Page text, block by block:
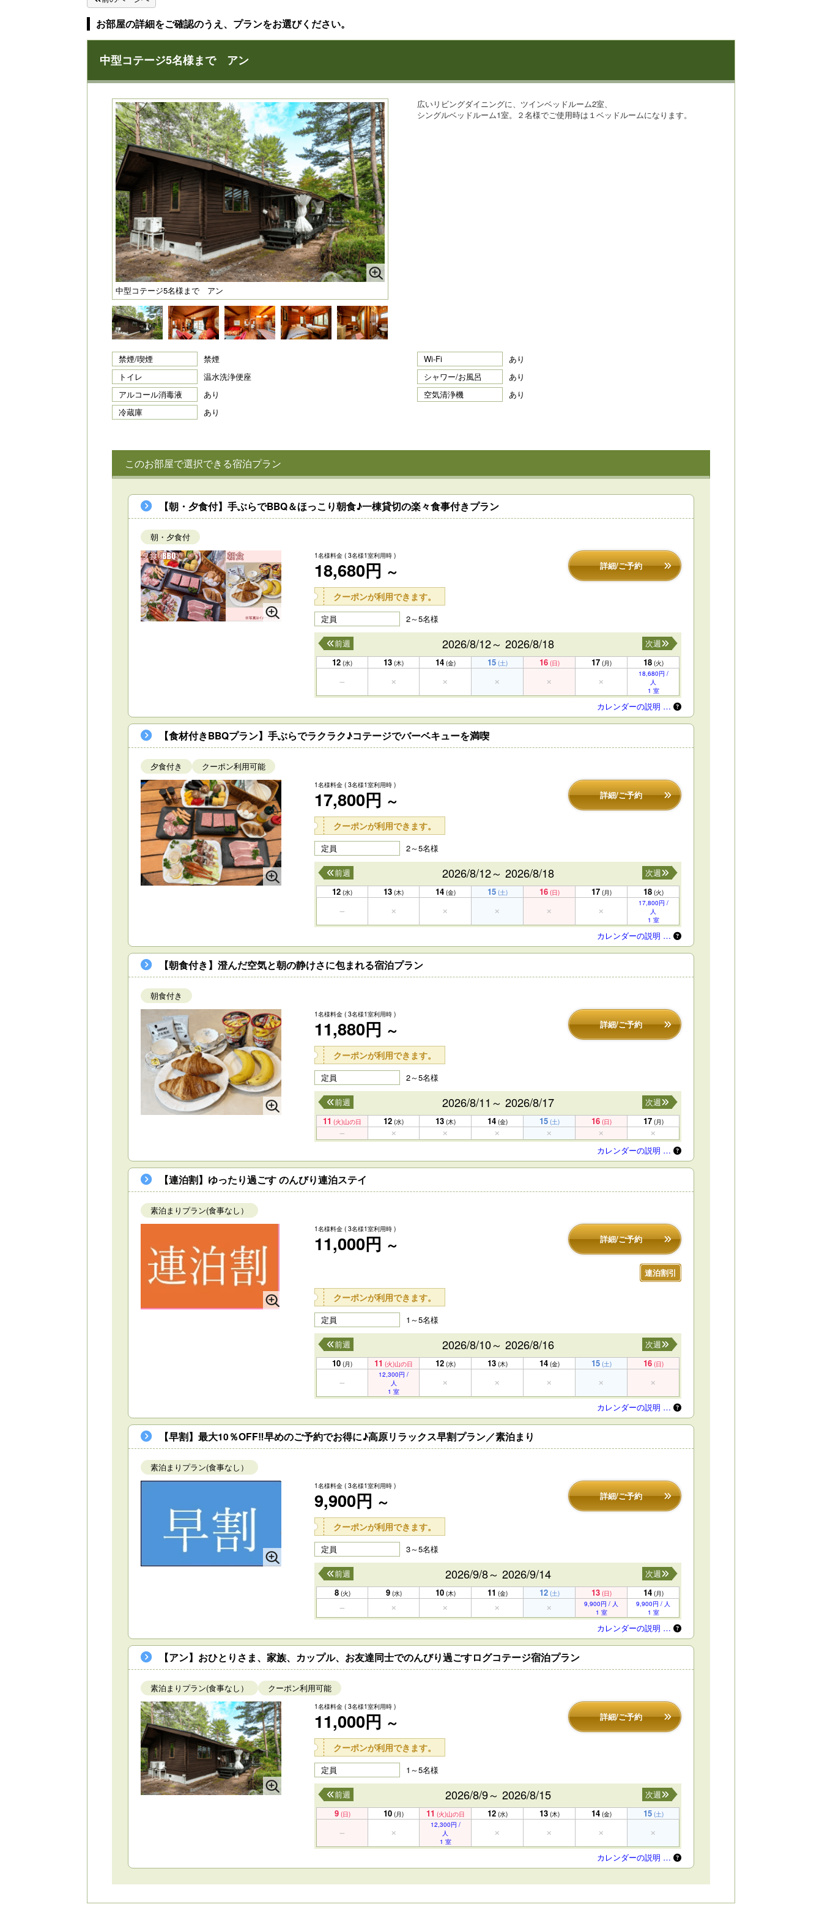
お部屋の詳細をご確認のうえ、プランをお選びください。
中型コテージ5名様まで アン
中型コテージ5名様まで アン
広いリビングダイニングに、ツインベッドルーム2室、
シングルベッドルーム1室。２名様でご使用時は１ベッドルームになります。
禁煙/喫煙 禁煙 Wi-Fi
あり
トイレ
温水洗浄便座 シャワー/お風呂
あり
アルコール消毒液
あり 空気清浄機
あり
冷蔵庫
あり
このお部屋で選択できる宿泊プラン
【朝・夕食付】手ぶらでBBQ＆ほっこり朝食♪一棟貸切の楽々食事付きプラン
朝・夕食付
1名様料金 ( 3名様1室利用時 )
18,680円 ～ 詳細/ご予約
クーポンが利用できます。
定員 2～5名様
2026/8/12～ 2026/8/18
前週
次週
12 (水) 13 (木) 14 (金) 15 (土) 16 (日) 17 (月) 18 (火)
18,680円 /
人
1 室
カレンダーの説明 …
【食材付きBBQプラン】手ぶらでラクラク♪コテージでバーベキューを満喫
夕食付き クーポン利用可能
1名様料金 ( 3名様1室利用時 )
17,800円 ～ 詳細/ご予約
クーポンが利用できます。
定員 2～5名様
2026/8/12～ 2026/8/18
前週
次週
12 (水) 13 (木) 14 (金) 15 (土) 16 (日) 17 (月) 18 (火)
17,800円 /
人
1 室
カレンダーの説明 …
【朝食付き】澄んだ空気と朝の静けさに包まれる宿泊プラン
朝食付き
1名様料金 ( 3名様1室利用時 )
11,880円 ～ 詳細/ご予約
クーポンが利用できます。
定員 2～5名様
2026/8/11～ 2026/8/17
前週
次週
11 (火)山の日 12 (水) 13 (木) 14 (金) 15 (土) 16 (日) 17 (月)
カレンダーの説明 …
【連泊割】ゆったり過ごす のんびり連泊ステイ
素泊まりプラン(食事なし）
1名様料金 ( 3名様1室利用時 )
11,000円 ～ 詳細/ご予約
連泊割引
クーポンが利用できます。
定員 1～5名様
2026/8/10～ 2026/8/16
前週
次週
10 (月) 11 (火)山の日 12 (水) 13 (木) 14 (金) 15 (土) 16 (日)
12,300円 /
人
1 室
カレンダーの説明 …
【早割】最大10％OFF‼早めのご予約でお得に♪高原リラックス早割プラン／素泊まり
素泊まりプラン(食事なし）
1名様料金 ( 3名様1室利用時 )
9,900円 ～ 詳細/ご予約
クーポンが利用できます。
定員 3～5名様
2026/9/8～ 2026/9/14
前週
次週
8 (火) 9 (水) 10 (木) 11 (金) 12 (土) 13 (日) 14 (月)
9,900円 / 人
1 室
9,900円 / 人
1 室
カレンダーの説明 …
【アン】おひとりさま、家族、カップル、お友達同士でのんびり過ごすログコテージ宿泊プラン
素泊まりプラン(食事なし） クーポン利用可能
1名様料金 ( 3名様1室利用時 )
11,000円 ～ 詳細/ご予約
クーポンが利用できます。
定員 1～5名様
2026/8/9～ 2026/8/15
前週
次週
9 (日) 10 (月) 11 (火)山の日 12 (水) 13 (木) 14 (金) 15 (土)
12,300円 /
人
1 室
カレンダーの説明 …